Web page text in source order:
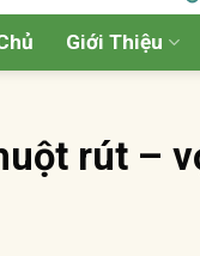
Giới Thiệu
rút –